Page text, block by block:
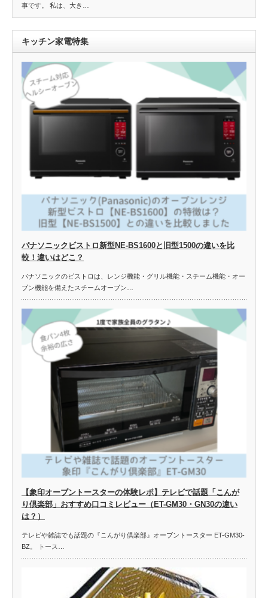
事です。 私は、大き…
キッチン家電特集
パナソニックビストロ新型NE-BS1600と旧型1500の違いを比
較！違いはどこ？
パナソニックのビストロは、レンジ機能・グリル機能・スチーム機能・オー
ブン機能を備えたスチームオーブン…
【象印オーブントースターの体験レポ】テレビで話題「こんが
り倶楽部」おすすめ口コミレビュー（ET-GM30・GN30の違い
は？）
テレビや雑誌でも話題の『こんがり倶楽部』オーブントースター ET-GM30-
BZ。 トース…